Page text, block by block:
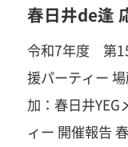
「挑戦してみた
ませんか？「
「苦しさ」「笑
は見学だけでも
さい！ 春日井商工会議所青年部事務局TEL：
春日井de逢
令和7年度 第15回(ラ
援パーティー 場所：天ぷら やじま。勝川店参
加：春日井YEGメンバー 春日
ィー 開催報告 春日井市の後援のもと、「安心・